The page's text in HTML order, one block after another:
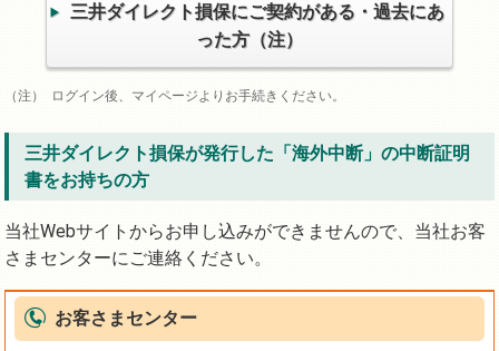
三井ダイレクト損保にご契約がある・過去にあ
った方（注）
ログイン後、マイページよりお手続きください。
三井ダイレクト損保が発行した「海外中断」の中断証明
書をお持ちの方
当社Webサイトからお申し込みができませんので、当社お客
さまセンターにご連絡ください。
お客さまセンター